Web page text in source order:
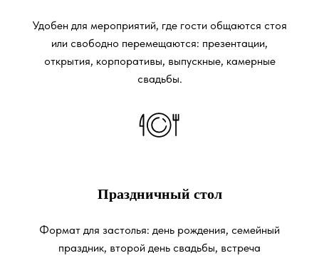
Удобен для мероприятий, где гости общаются стоя
или свободно перемещаются: презентации,
открытия, корпоративы, выпускные, камерные
свадьбы.
Праздничный стол
Формат для застолья: день рождения, семейный
праздник, второй день свадьбы, встреча